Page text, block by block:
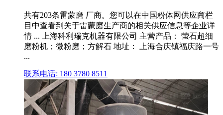
共有203条雷蒙磨 厂商。您可以在中国粉体网供应商栏
目中查看到关于雷蒙磨生产商的相关供应信息等企业详
情 ... 上海科利瑞克机器有限公司 主营产品： 萤石超细
磨粉机；微粉磨；方解石 地址： 上海合庆镇福庆路一号
...
联系电话: 180 3780 8511